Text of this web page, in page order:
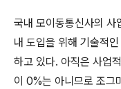
국내 모이동통신사의
내 도입을 위해 기술적
하고 있다. 아직은 사업
이 0%는 아니므로 조그